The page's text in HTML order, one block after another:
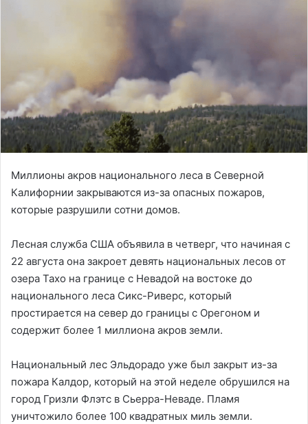
Миллионы акров национального леса в Северной
Калифорнии закрываются из-за опасных пожаров,
которые разрушили сотни домов.
Лесная служба США объявила в четверг, что начиная с
22 августа она закроет девять национальных лесов от
озера Тахо на границе с Невадой на востоке до
национального леса Сикс-Риверс, который
простирается на север до границы с Орегоном и
содержит более 1 миллиона акров земли.
Национальный лес Эльдорадо уже был закрыт из-за
пожара Калдор, который на этой неделе обрушился на
город Гризли Флэтс в Сьерра-Неваде. Пламя
уничтожило более 100 квадратных миль земли.